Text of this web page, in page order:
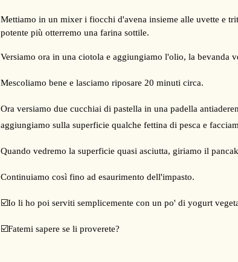
Mettiamo in un mixer i fiocchi d'avena insieme alle uvette e
potente più otterremo una farina sottile.
Versiamo ora in una ciotola e aggiungiamo l'olio, la bevanda
Mescoliamo bene e lasciamo riposare 20 minuti circa.
Ora versiamo due cucchiai di pastella in una padella
aggiungiamo sulla superficie qualche fettina di pesca e
Quando vedremo la superficie quasi asciutta, giriamo il
Continuiamo così fino ad esaurimento dell'impasto.
☑️Io li ho poi serviti semplicemente con un po' di yogurt
☑️Fatemi sapere se li proverete?